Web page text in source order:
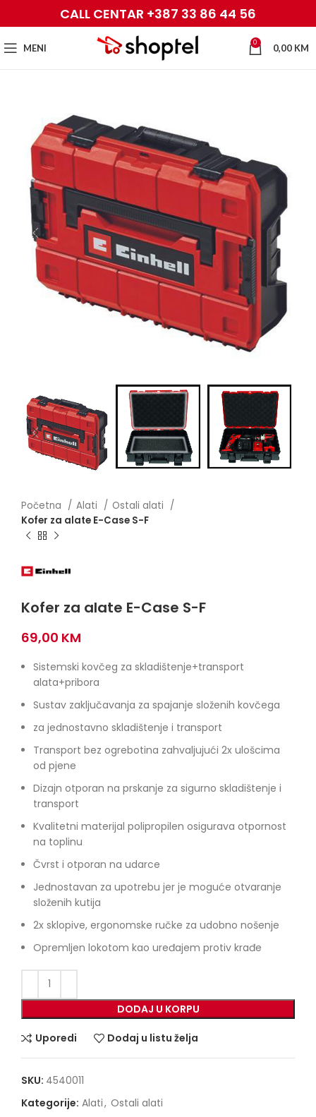
CALL CENTAR +387 33 86 44 56
MENI 0 0,00 KM
Početna Alati
Ostali alati
Kofer za alate E-Case S-F
Kofer za alate E-Case S-F
69,00 KM
Sistemski kovčeg za skladištenje+transport
alata+pribora
Sustav zaključavanja za spajanje složenih kovčega
za jednostavno skladištenje i transport
Transport bez ogrebotina zahvaljujući 2x ulošcima
od pjene
Dizajn otporan na prskanje za sigurno skladištenje i
transport
Kvalitetni materijal polipropilen osigurava otpornost
na toplinu
Čvrst i otporan na udarce
Jednostavan za upotrebu jer je moguće otvaranje
složenih kutija
2x sklopive, ergonomske ručke za udobno nošenje
Opremljen lokotom kao uređajem protiv krađe
DODAJ U KORPU
Uporedi Dodaj u listu želja
SKU: 4540011
Kategorije: Alati, Ostali alati